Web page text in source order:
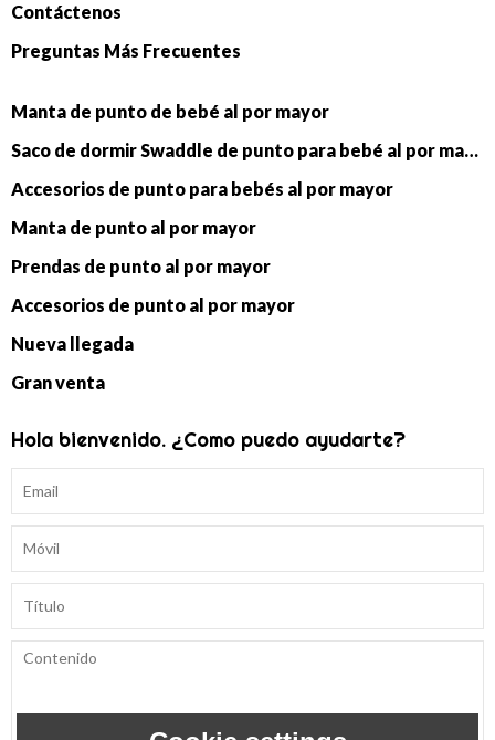
Contáctenos
Preguntas Más Frecuentes
Manta de punto de bebé al por mayor
Saco de dormir Swaddle de punto para bebé al por mayor
Accesorios de punto para bebés al por mayor
Manta de punto al por mayor
Prendas de punto al por mayor
Accesorios de punto al por mayor
Nueva llegada
Gran venta
Hola bienvenido. ¿Como puedo ayudarte?